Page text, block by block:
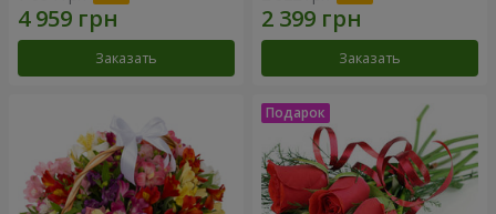
Заказать Заказать